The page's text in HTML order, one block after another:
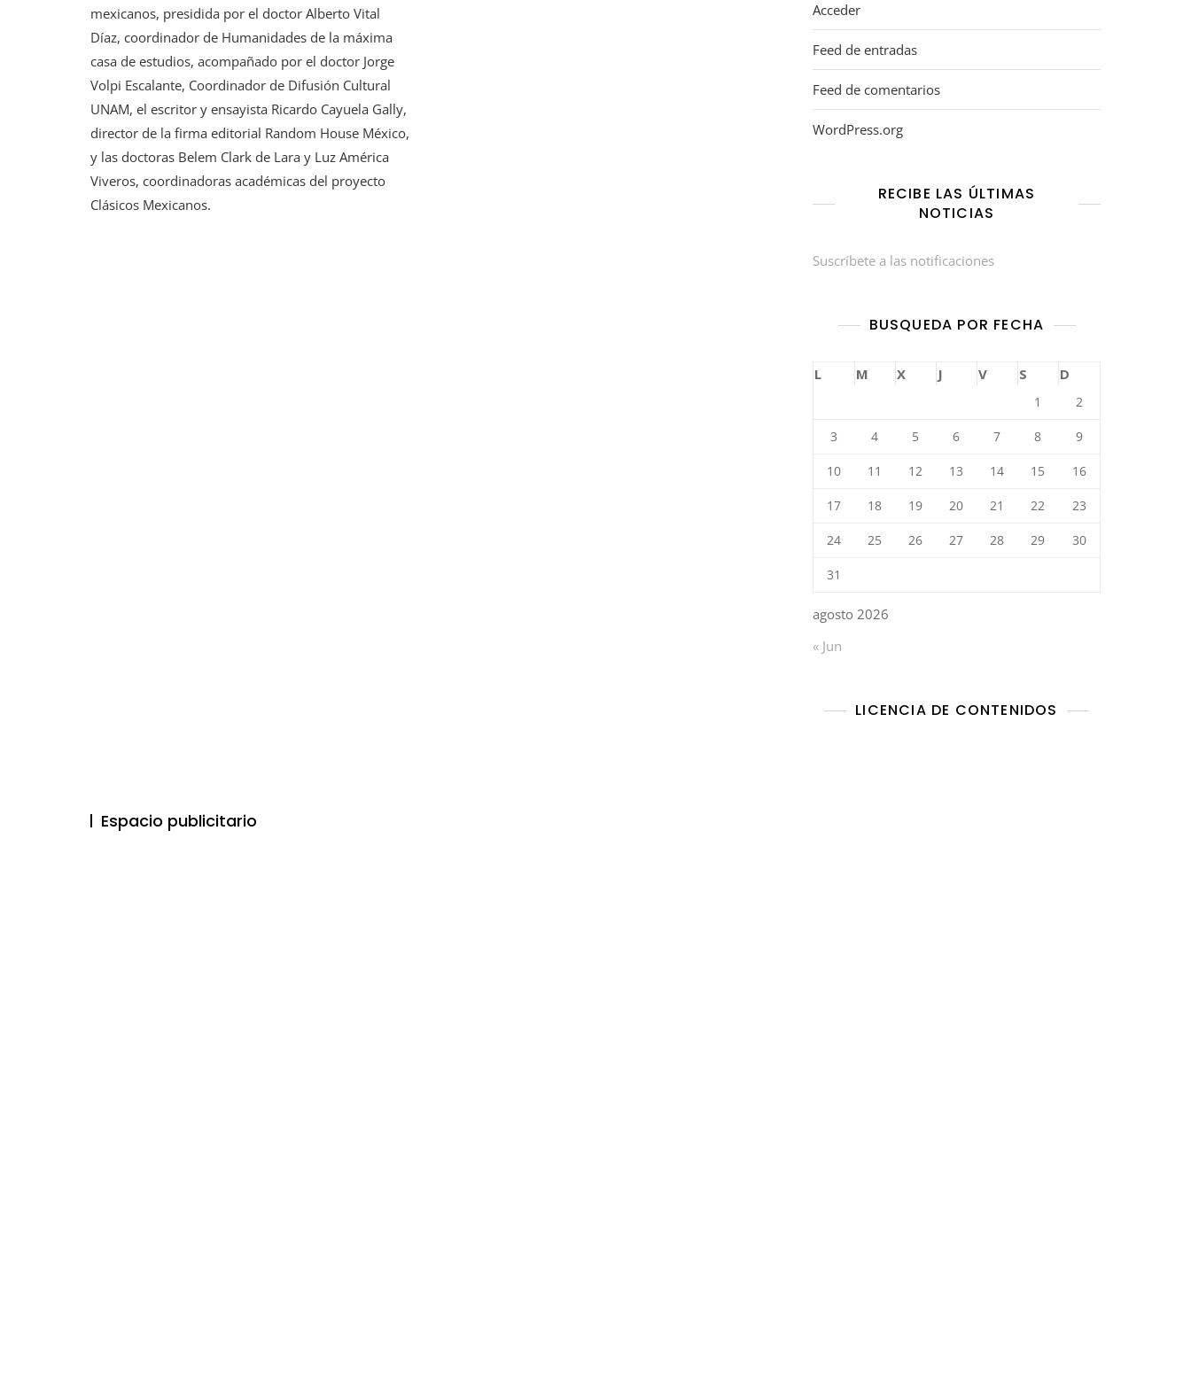
mexicanos, presidida por el doctor Alberto Vital
Díaz, coordinador de Humanidades de la máxima
casa de estudios, acompañado por el doctor Jorge
Volpi Escalante, Coordinador de Difusión Cultural
UNAM, el escritor y ensayista Ricardo Cayuela Gally,
director de la firma editorial Random House México,
y las doctoras Belem Clark de Lara y Luz América
Viveros, coordinadoras académicas del proyecto
Clásicos Mexicanos.
Acceder
Feed de entradas
Feed de comentarios
WordPress.org
RECIBE LAS ÚLTIMAS
NOTICIAS
Suscríbete a las notificaciones
BUSQUEDA POR FECHA
agosto 2026
L M X J V S D
1 2
3 4 5 6 7 8 9
10 11 12 13 14 15 16
17 18 19 20 21 22 23
24 25 26 27 28 29 30
31
« Jun
LICENCIA DE CONTENIDOS
Espacio publicitario